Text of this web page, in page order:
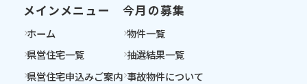
メインメニュー
ホーム
県営住宅一覧
県営住宅申込みご案内
今月の募集
物件一覧
抽選結果一覧
事故物件について